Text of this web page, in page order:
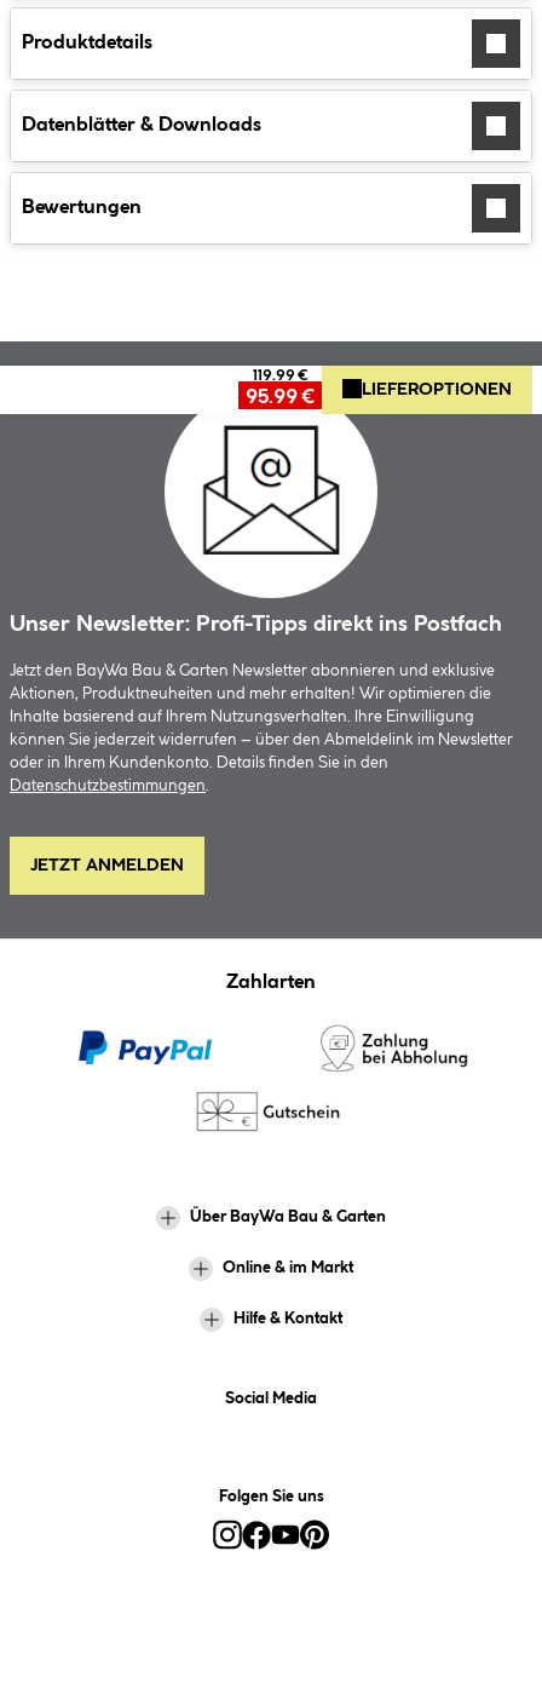
Produktdetails
Datenblätter & Downloads
Bewertungen
119.99 €
95.99 € LIEFEROPTIONEN
Unser Newsletter: Profi-Tipps direkt ins Postfach
Jetzt den BayWa Bau & Garten Newsletter abonnieren und exklusive
Aktionen, Produktneuheiten und mehr erhalten! Wir optimieren die
Inhalte basierend auf Ihrem Nutzungsverhalten. Ihre Einwilligung
können Sie jederzeit widerrufen – über den Abmeldelink im Newsletter
oder in Ihrem Kundenkonto. Details finden Sie in den
Datenschutzbestimmungen.
JETZT ANMELDEN
Zahlarten
Über BayWa Bau & Garten
Online & im Markt
Hilfe & Kontakt
Social Media
Folgen Sie uns